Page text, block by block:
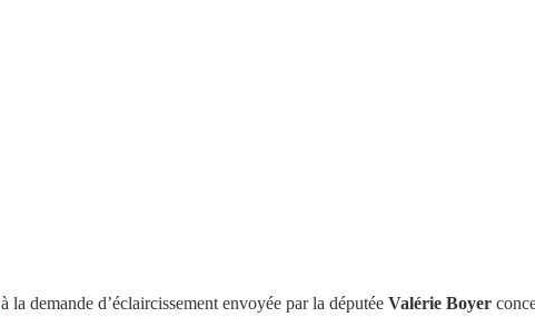
à la demande d’éclaircissement envoyée par la députée Valérie Boyer